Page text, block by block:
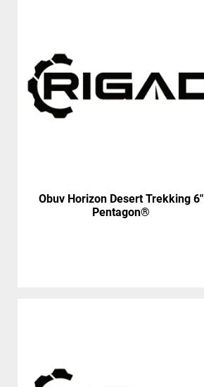
Obuv Horizon Desert Trekking 6"
Pentagon®